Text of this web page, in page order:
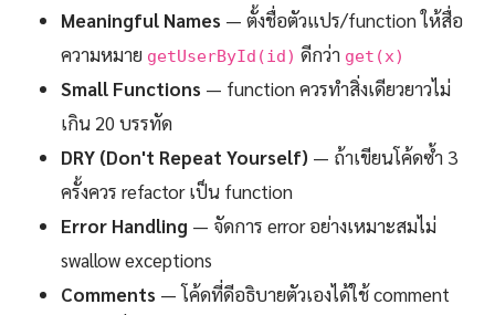
Meaningful Names — ตั้งชื่อตัวแปร/function ให้สื่อ
ความหมาย getUserById(id) ดีกว่า get(x)
Small Functions — function ควรทำสิ่งเดียวยาวไม่
เกิน 20 บรรทัด
DRY (Don't Repeat Yourself) — ถ้าเขียนโค้ดซ้ำ 3
ครั้งควร refactor เป็น function
Error Handling — จัดการ error อย่างเหมาะสมไม่
swallow exceptions
Comments — โค้ดที่ดีอธิบายตัวเองได้ใช้ comment